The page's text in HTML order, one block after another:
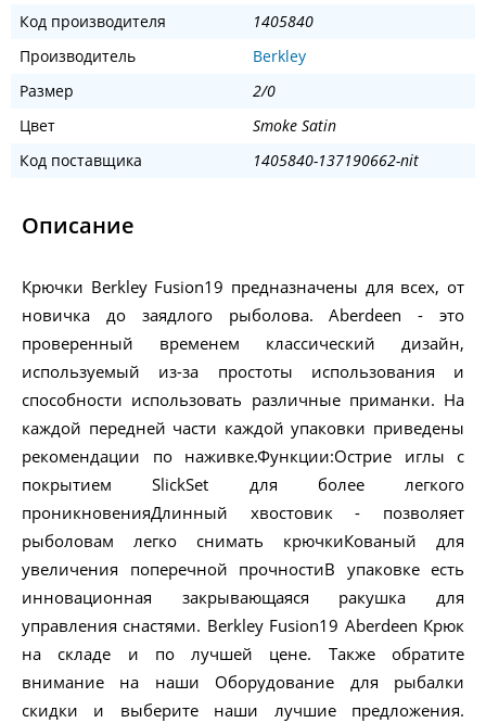
Код производителя
1405840
Производитель
Berkley
Размер
2/0
Цвет
Smoke Satin
Код поставщика
1405840-137190662-nit
Описание
Крючки Berkley Fusion19 предназначены для всех, от
новичка до заядлого рыболова. Aberdeen - это
проверенный временем классический дизайн,
используемый из-за простоты использования и
способности использовать различные приманки. На
каждой передней части каждой упаковки приведены
рекомендации по наживке.Функции:Острие иглы с
покрытием SlickSet для более легкого
проникновенияДлинный хвостовик - позволяет
рыболовам легко снимать крючкиКованый для
увеличения поперечной прочностиВ упаковке есть
инновационная закрывающаяся ракушка для
управления снастями. Berkley Fusion19 Aberdeen Крюк
на складе и по лучшей цене. Также обратите
внимание на наши Оборудование для рыбалки
скидки и выберите наши лучшие предложения.